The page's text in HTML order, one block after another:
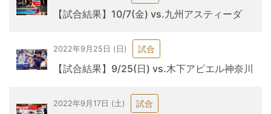
【試合結果】10/7(金) vs.九州アスティーダ
2022年9月25日 (日) 試合
【試合結果】9/25(日) vs.木下アビエル神奈川
2022年9月17日 (土) 試合